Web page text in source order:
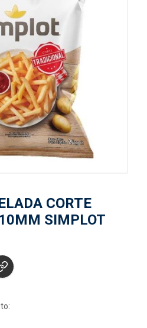
CORTE
SIMPLOT